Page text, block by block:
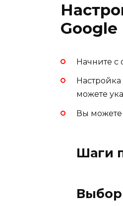
Google
Начните с
можете
Вы можете
Шаги
Выбор